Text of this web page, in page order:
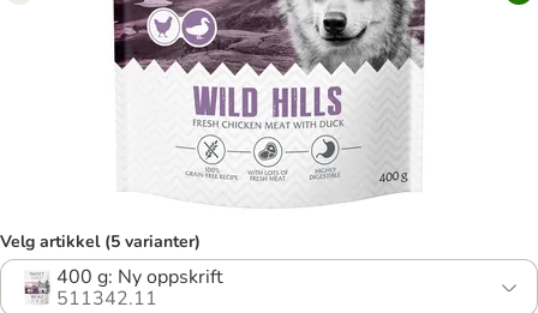
Velg artikkel (5 varianter)
400 g: Ny oppskrift
511342.11